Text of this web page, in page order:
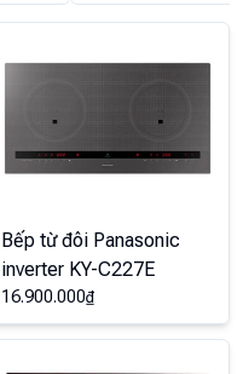
Bếp từ đôi Panasonic
inverter KY-C227E
16.900.000₫